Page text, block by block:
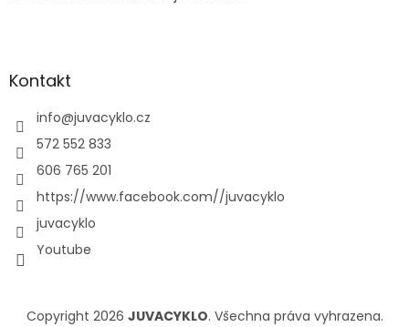
Kontakt
info@juvacyklo.cz
572 552 833
606 765 201
https://www.facebook.com//juvacyklo
juvacyklo
Youtube
Copyright 2026 JUVACYKLO. Všechna práva vyhrazena.